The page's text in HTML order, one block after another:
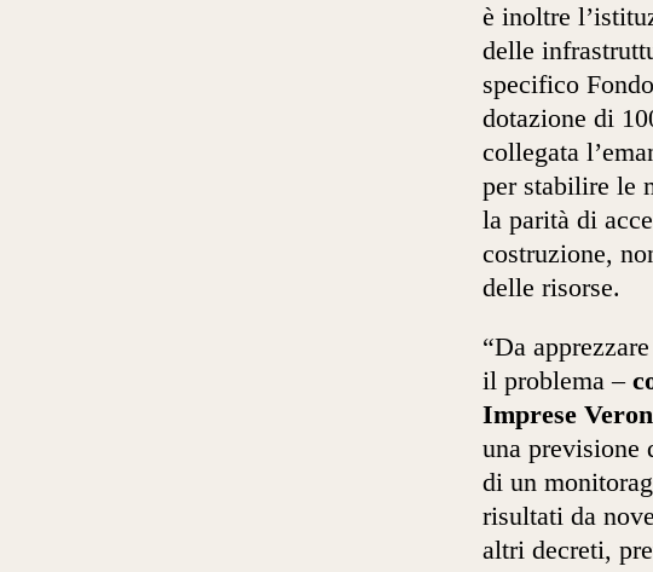
è inoltre
delle
specifico
dotazione di
collegata
per stabilire le
la parità di
costruzione,
delle risorse.
“Da
il problema –
Imprese
una previsione
di un
risultati da
altri decreti,